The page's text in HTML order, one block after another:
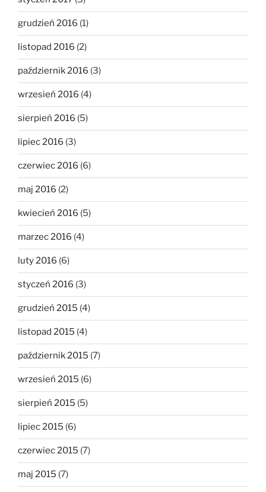
grudzień 2016 (1)
listopad 2016 (2)
październik 2016 (3)
wrzesień 2016 (4)
sierpień 2016 (5)
lipiec 2016 (3)
czerwiec 2016 (6)
maj 2016 (2)
kwiecień 2016 (5)
marzec 2016 (4)
luty 2016 (6)
styczeń 2016 (3)
grudzień 2015 (4)
listopad 2015 (4)
październik 2015 (7)
wrzesień 2015 (6)
sierpień 2015 (5)
lipiec 2015 (6)
czerwiec 2015 (7)
maj 2015 (7)